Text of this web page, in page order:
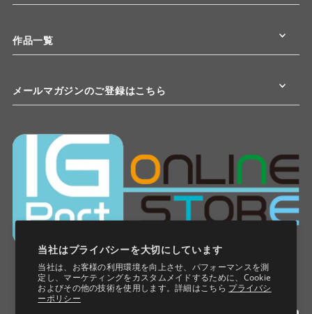
当社はプライバシーを大切にしています
当社は、お客様の利用環境を向上させ、パフォーマンスを測
定し、マーケティングをカスタムメイドするために、Cookie
およびその他の技術を使用します。詳細はこちら プライバシ
ーポリシー
作品一覧
メールマガジンのご登録はこちら